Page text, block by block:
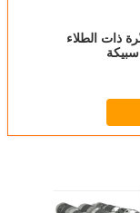
ذات الطلاء